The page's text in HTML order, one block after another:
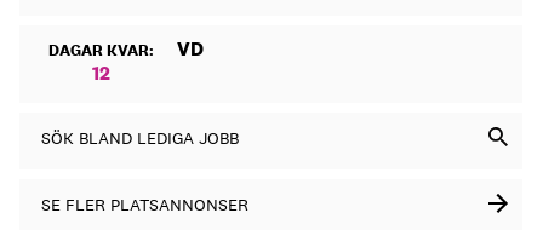
DAGAR KVAR:
12
VD
SÖK BLAND LEDIGA JOBB
SE FLER PLATSANNONSER